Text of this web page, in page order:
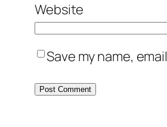
Website
Save my name,